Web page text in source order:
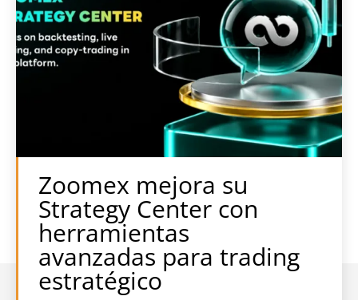
Zoomex mejora su
Strategy Center con
herramientas
avanzadas para trading
estratégico